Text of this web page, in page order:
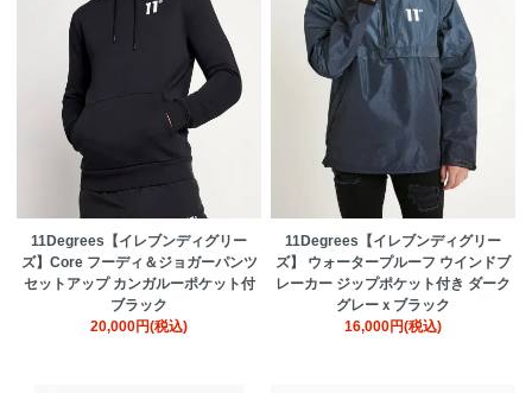
11Degrees【イレブンディグリー
ズ】Core フーディ＆ジョガーパンツ
セットアップ カンガルーポケット付
ブラック
20,000円(税込)
11Degrees【イレブンディグリー
ズ】 ウォータープルーフ ウインドブ
レーカー ジップポケット付き ダーク
グレーｘブラック
16,000円(税込)